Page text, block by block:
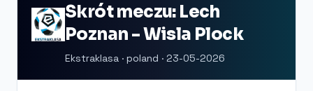
Skrót meczu: Lech
Poznan - Wisla Plock
Ekstraklasa · poland · 23-05-2026